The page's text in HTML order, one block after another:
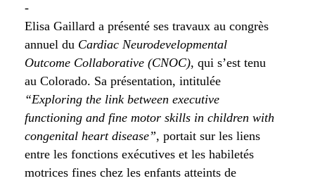
-
Elisa Gaillard a présenté ses travaux au congrès
annuel du Cardiac Neurodevelopmental
Outcome Collaborative (CNOC), qui s’est tenu
au Colorado. Sa présentation, intitulée
“Exploring the link between executive
functioning and fine motor skills in children with
congenital heart disease”, portait sur les liens
entre les fonctions exécutives et les habiletés
motrices fines chez les enfants atteints de